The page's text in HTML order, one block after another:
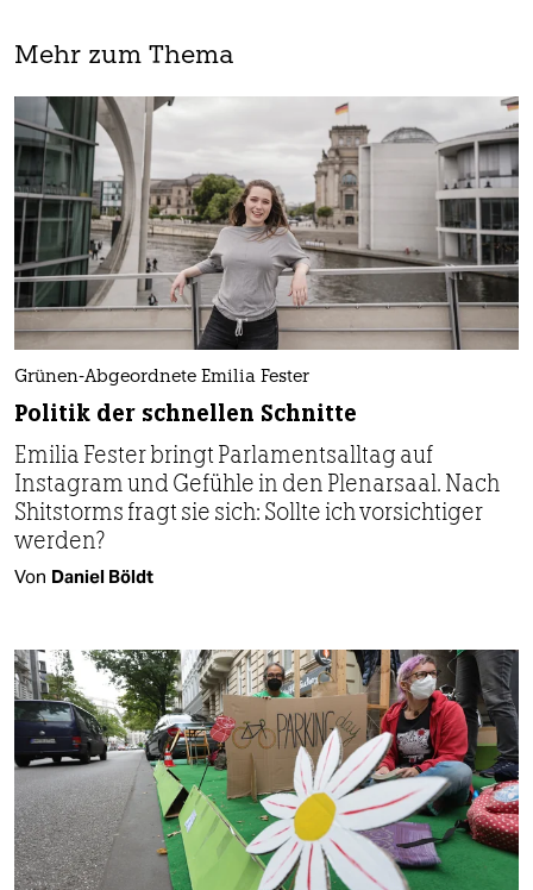
Mehr zum Thema
Grünen-Abgeordnete Emilia Fester
Politik der schnellen Schnitte
Emilia Fester bringt Parlamentsalltag auf
Instagram und Gefühle in den Plenarsaal. Nach
Shitstorms fragt sie sich: Sollte ich vorsichtiger
werden?
Von Daniel Böldt